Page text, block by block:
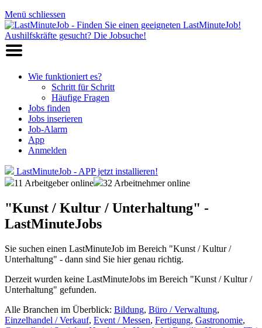
Menü schliessen
Wie funktioniert es?
Schritt für Schritt
Häufige Fragen
Jobs finden
Jobs inserieren
Job-Alarm
App
Anmelden
LastMinuteJob - APP jetzt installieren!
11 Arbeitgeber online
32 Arbeitnehmer online
"Kunst / Kultur / Unterhaltung" -
LastMinuteJobs
Sie suchen einen LastMinuteJob im Bereich "Kunst / Kultur /
Unterhaltung" - dann sind Sie hier genau richtig.
Derzeit wurden keine LastMinuteJobs im Bereich "Kunst / Kultur /
Unterhaltung" gefunden.
Alle Branchen im Überblick: Bildung, Büro / Verwaltung,
Einzelhandel / Verkauf, Event / Messen, Fertigung, Gastronomie,